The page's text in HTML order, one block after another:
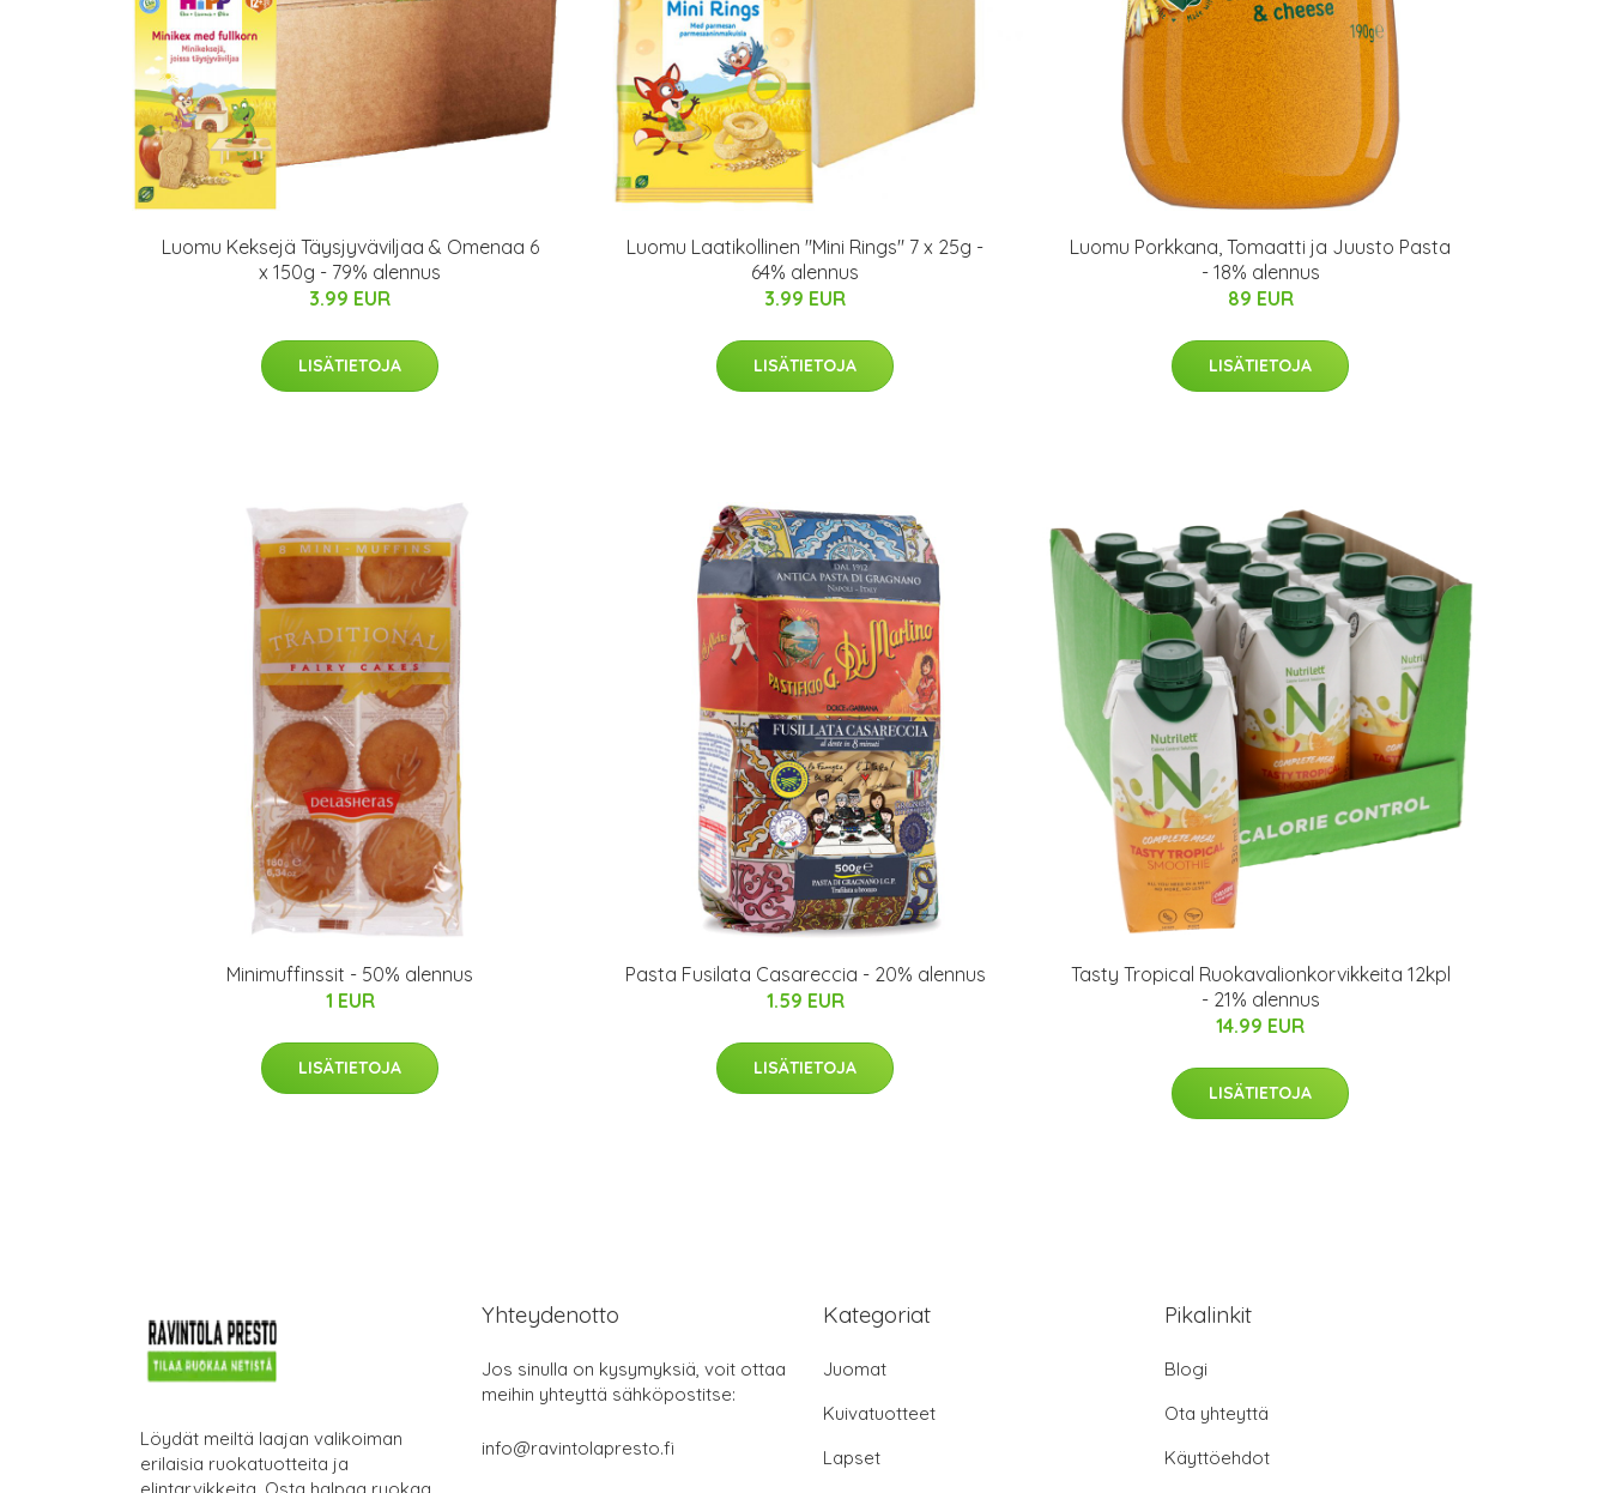
Luomu Keksejä Täysjyväviljaa & Omenaa 6
x 150g - 79% alennus
3.99 EUR
LISÄTIETOJA
Luomu Laatikollinen "Mini Rings" 7 x 25g -
64% alennus
3.99 EUR
LISÄTIETOJA
Luomu Porkkana, Tomaatti ja Juusto Pasta
- 18% alennus
89 EUR
LISÄTIETOJA
Minimuffinssit - 50% alennus
1 EUR
LISÄTIETOJA
Pasta Fusilata Casareccia - 20% alennus
1.59 EUR
LISÄTIETOJA
Tasty Tropical Ruokavalionkorvikkeita 12kpl
- 21% alennus
14.99 EUR
LISÄTIETOJA
Löydät meiltä laajan valikoiman
erilaisia ruokatuotteita ja
Yhteydenotto
Jos sinulla on kysymyksiä, voit ottaa
meihin yhteyttä sähköpostitse:
info@ravintolapresto.fi
Kategoriat
Juomat
Kuivatuotteet
Lapset
Pikalinkit
Blogi
Ota yhteyttä
Käyttöehdot